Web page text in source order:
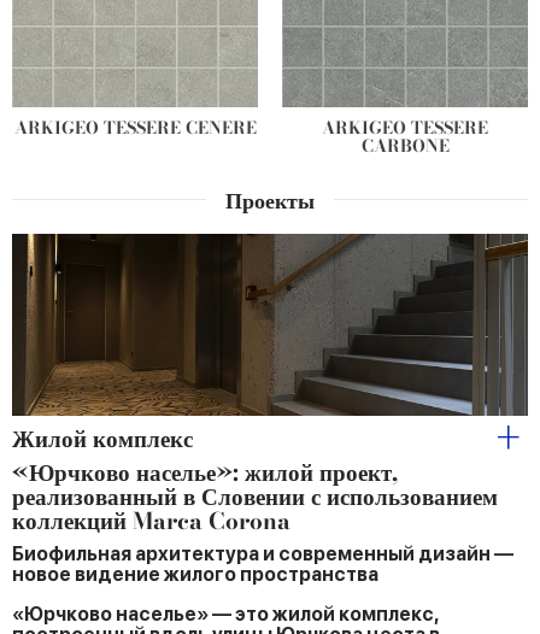
ARKIGEO TESSERE CENERE ARKIGEO TESSERE
CARBONE
Проекты
Жилой комплекс
«Юрчково населье»: жилой проект,
реализованный в Словении с использованием
коллекций Marca Corona
Биофильная архитектура и современный дизайн —
новое видение жилого пространства
«Юрчково населье» — это жилой комплекс,